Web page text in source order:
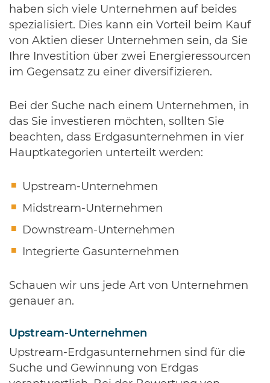
haben sich viele Unternehmen auf beides
spezialisiert. Dies kann ein Vorteil beim Kauf
von Aktien dieser Unternehmen sein, da Sie
Ihre Investition über zwei Energieressourcen
im Gegensatz zu einer diversifizieren.
Bei der Suche nach einem Unternehmen, in
das Sie investieren möchten, sollten Sie
beachten, dass Erdgasunternehmen in vier
Hauptkategorien unterteilt werden:
Upstream-Unternehmen
Midstream-Unternehmen
Downstream-Unternehmen
Integrierte Gasunternehmen
Schauen wir uns jede Art von Unternehmen
genauer an.
Upstream-Unternehmen
Upstream-Erdgasunternehmen sind für die
Suche und Gewinnung von Erdgas